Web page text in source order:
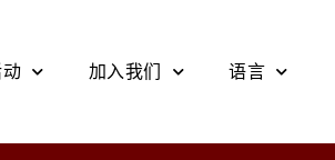
加入我们 语言